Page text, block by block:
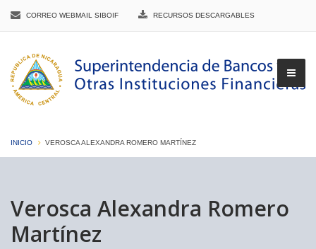
CORREO WEBMAIL SIBOIF RECURSOS DESCARGABLES
INICIO VEROSCA ALEXANDRA ROMERO MARTÍNEZ
Verosca Alexandra Romero
Martínez